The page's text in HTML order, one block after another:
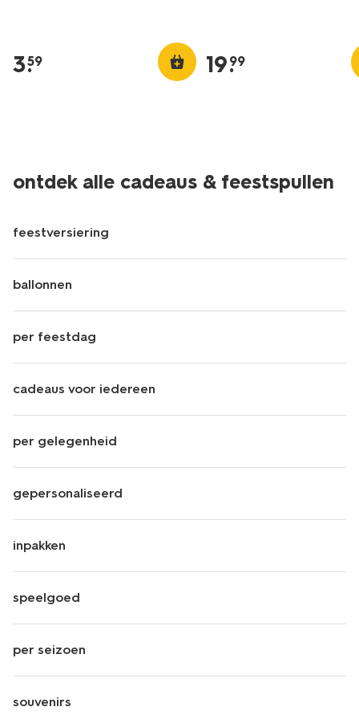
3.
59 19.
99
ontdek alle cadeaus & feestspullen
feestversiering
ballonnen
per feestdag
cadeaus voor iedereen
per gelegenheid
gepersonaliseerd
inpakken
speelgoed
per seizoen
souvenirs